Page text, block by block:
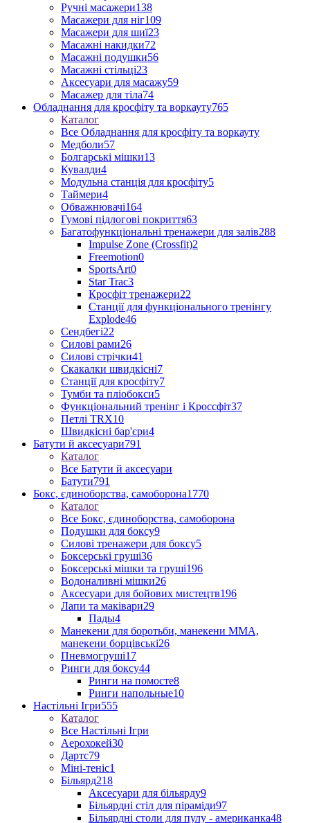
Ручні масажери138
Масажери для ніг109
Масажери для шиї23
Масажні накидки72
Масажні подушки56
Масажні стільці23
Аксесуари для масажу59
Масажер для тіла74
Обладнання для кросфіту та воркауту765
Каталог
Все Обладнання для кросфіту та воркауту
Медболи57
Болгарські мішки13
Кувалди4
Модульна станція для кросфіту5
Таймери4
Обважнювачі164
Гумові підлогові покриття63
Багатофункціональні тренажери для залів288
Impulse Zone (Crossfit)2
Freemotion0
SportsArt0
Star Trac3
Кросфіт тренажери22
Станції для функціонального тренінгу
Explode46
Сендбегі22
Силові рами26
Силові стрічки41
Скакалки швидкісні7
Станції для кросфіту7
Тумби та пліобокси5
Функціональний тренінг і Кроссфіт37
Петлі TRX10
Швидкісні бар'єри4
Батути й аксесуари791
Каталог
Все Батути й аксесуари
Батути791
Бокс, єдиноборства, самоборона1770
Каталог
Все Бокс, єдиноборства, самоборона
Подушки для боксу9
Силові тренажери для боксу5
Боксерські груші36
Боксерські мішки та груші196
Водоналивні мішки26
Аксесуари для бойових мистецтв196
Лапи та маківари29
Пады4
Манекени для боротьби, манекени ММА,
манекени борцівські26
Пневмогруші17
Ринги для боксу44
Ринги на помосте8
Ринги напольные10
Настільні Ігри555
Каталог
Все Настільні Ігри
Аерохокей30
Дартс79
Міні-теніс1
Більярд218
Аксесуари для більярду9
Більярдні стіл для піраміди97
Більярдні столи для пулу - американка48